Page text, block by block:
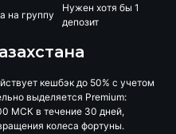
на группу
Нужен хотя бы 1
депозит
кешбэк до 50% с учетом
выделяется Premium:
МСК в течение 30 дней,
колеса фортуны.